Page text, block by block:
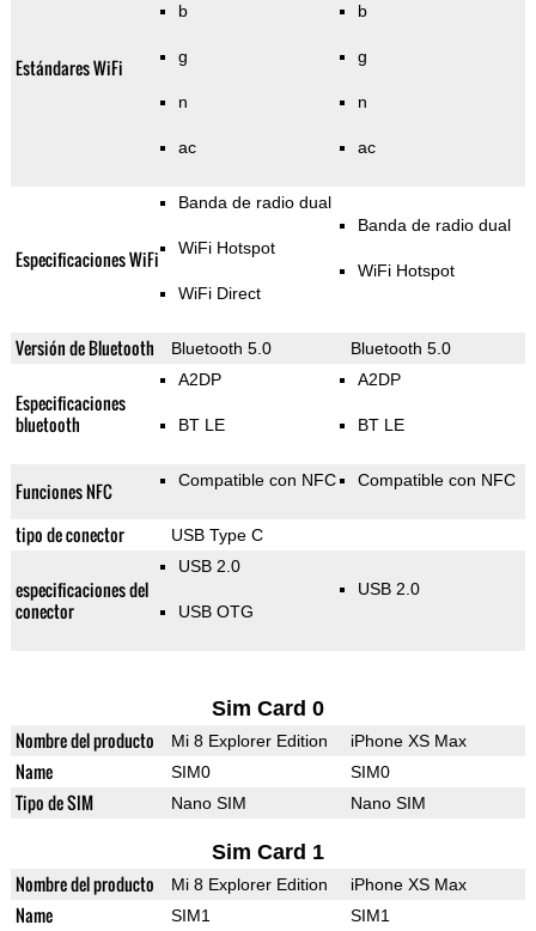
Estándares WiFi
b
g
n
ac
b
g
n
ac
Especificaciones WiFi
Banda de radio dual
WiFi Hotspot
WiFi Direct
Banda de radio dual
WiFi Hotspot
Versión de Bluetooth Bluetooth 5.0 Bluetooth 5.0
Especificaciones
bluetooth
A2DP
BT LE
A2DP
BT LE
Funciones NFC Compatible con NFC Compatible con NFC
tipo de conector USB Type C
especificaciones del
conector
USB 2.0
USB OTG
USB 2.0
Sim Card 0
Nombre del producto Mi 8 Explorer Edition iPhone XS Max
Name SIM0 SIM0
Tipo de SIM Nano SIM Nano SIM
Sim Card 1
Nombre del producto Mi 8 Explorer Edition iPhone XS Max
Name SIM1 SIM1